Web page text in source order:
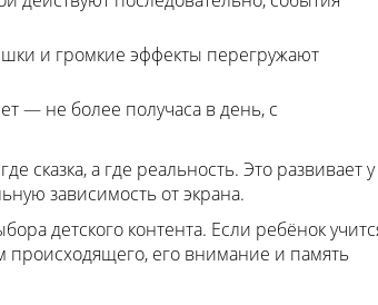
и громкие эффекты перегружают
— не более получаса в день, с
сказка, а где реальность. Это развивает у
зависимость от экрана.
детского контента. Если ребёнок
происходящего, его внимание и память